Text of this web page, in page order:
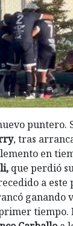
puntero.
, tras
en
que perdió
a este
ganando
tiempo.